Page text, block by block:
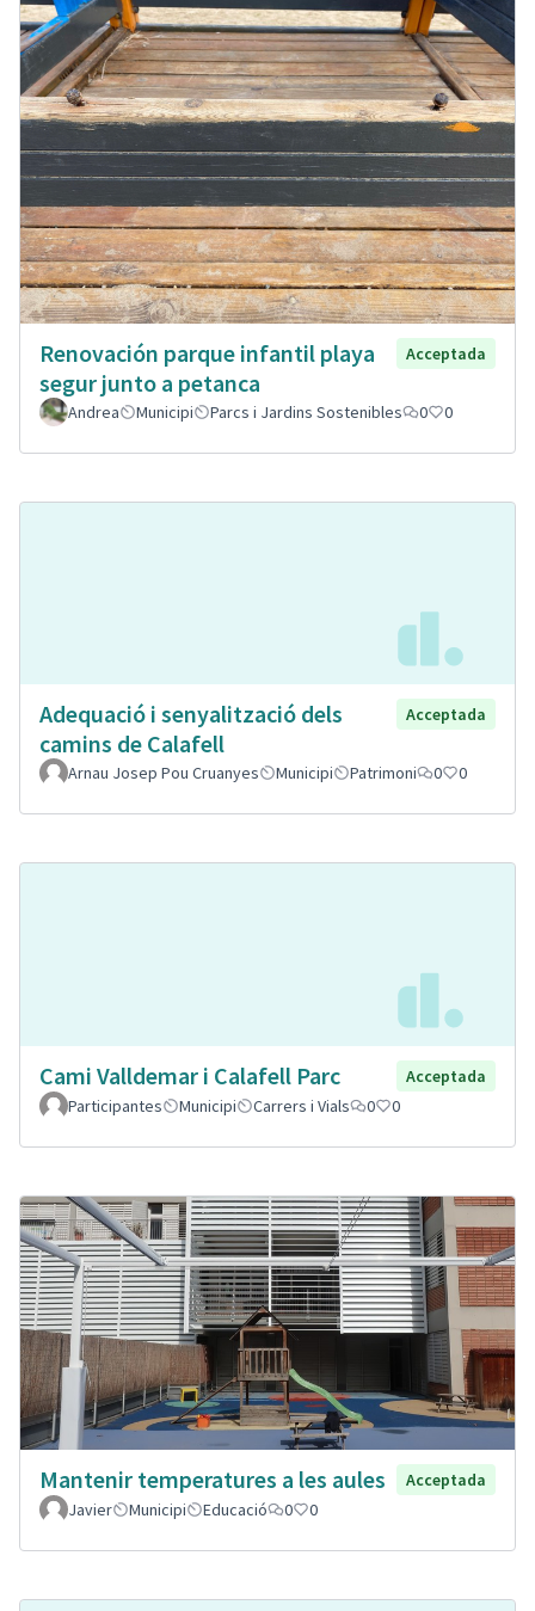
Renovación parque infantil playa
segur junto a petanca
Acceptada
Andrea Municipi Parcs i Jardins Sostenibles 0 0
Adequació i senyalització dels
camins de Calafell
Acceptada
Arnau Josep Pou Cruanyes Municipi Patrimoni 0 0
Cami Valldemar i Calafell Parc
Acceptada
Participantes
Municipi Carrers i Vials 0 0
Mantenir temperatures a les aules
Acceptada
Javier
Municipi Educació 0 0